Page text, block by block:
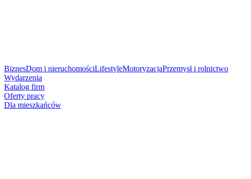
BiznesDom i nieruchomościLifestyleMotoryzacjaPrzemysł i rolnictwo
Wydarzenia
Katalog firm
Oferty pracy
Dla mieszkańców